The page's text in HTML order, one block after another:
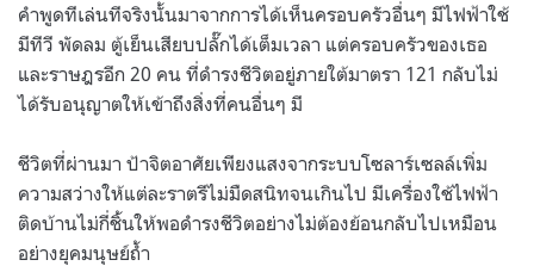
คำพูดทีเล่นทีจริงนั้นมาจากการได้เห็นครอบครัวอื่นๆ มีไฟฟ้าใช้
มีทีวี พัดลม ตู้เย็นเสียบปลั๊กได้เต็มเวลา แต่ครอบครัวของเธอ
และราษฎรอีก 20 คน ที่ดำรงชีวิตอยู่ภายใต้มาตรา 121 กลับไม่
ได้รับอนุญาตให้เข้าถึงสิ่งที่คนอื่นๆ มี
ชีวิตที่ผ่านมา ป้าจิตอาศัยเพียงแสงจากระบบโซลาร์เซลล์เพิ่ม
ความสว่างให้แต่ละราตรีไม่มืดสนิทจนเกินไป มีเครื่องใช้ไฟฟ้า
ติดบ้านไม่กี่ชิ้นให้พอดำรงชีวิตอย่างไม่ต้องย้อนกลับไปเหมือน
อย่างยุคมนุษย์ถ้ำ